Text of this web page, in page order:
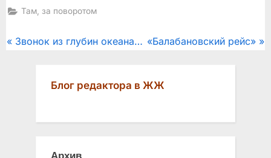
Там, за поворотом
Post
P
Звонок из глубин океана… N
t
o
«Балабановский рейс»
Блог редактора в ЖЖ
Архив